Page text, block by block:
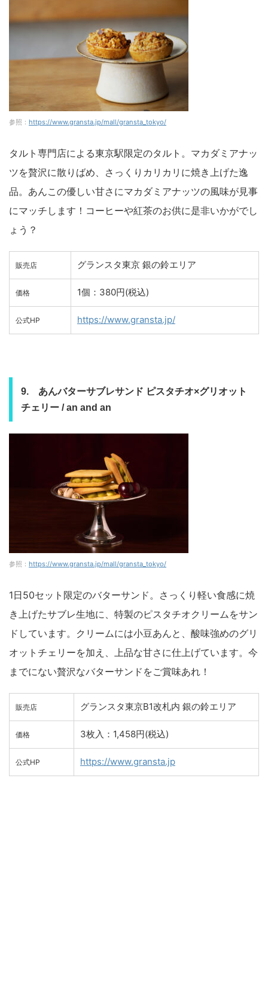
参照： https://www.gransta.jp/mall/gransta_tokyo/
タルト専門店による東京駅限定のタルト。マカダミアナッ
ツを贅沢に散りばめ、さっくりカリカリに焼き上げた逸
品。あんこの優しい甘さにマカダミアナッツの風味が見事
にマッチします！コーヒーや紅茶のお供に是非いかがでし
ょう？
販売店 グランスタ東京 銀の鈴エリア
価格 1個：380円(税込)
公式HP https://www.gransta.jp/
9. あんバターサブレサンド ピスタチオ×グリオット
チェリー / an and an
参照： https://www.gransta.jp/mall/gransta_tokyo/
1日50セット限定のバターサンド。さっくり軽い食感に焼
き上げたサブレ生地に、特製のピスタチオクリームをサン
ドしています。クリームには小豆あんと、酸味強めのグリ
オットチェリーを加え、上品な甘さに仕上げています。今
までにない贅沢なバターサンドをご賞味あれ！
販売店 グランスタ東京B1改札内 銀の鈴エリア
価格 3枚入：1,458円(税込)
公式HP https://www.gransta.jp